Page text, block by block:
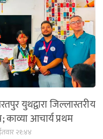
युथद्वारा जिल्लास्तरीय
काव्या आचार्य प्रथम
२१:४४